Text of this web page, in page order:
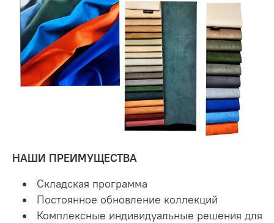
НАШИ ПРЕИМУЩЕСТВА
Складская программа
Постоянное обновление коллекций
Комплексные индивидуальные решения для